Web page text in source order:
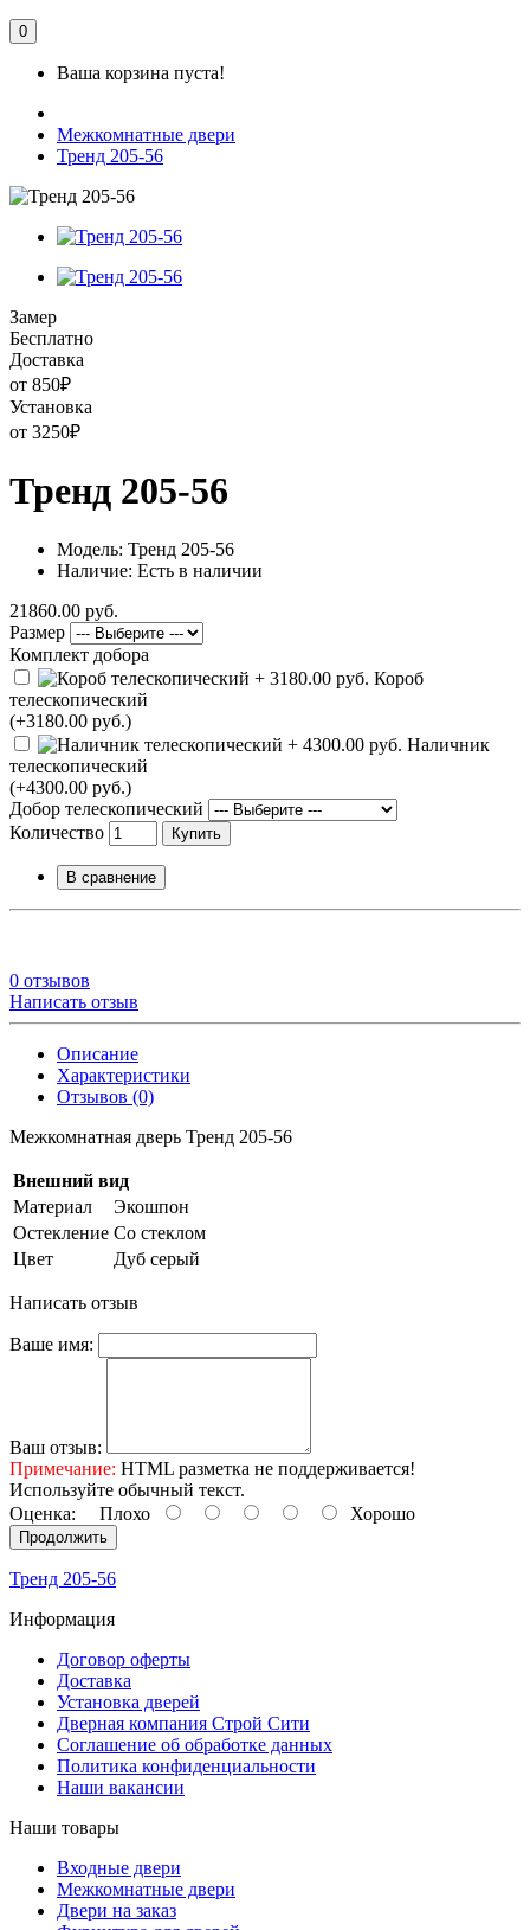
0
Ваша корзина пуста!
Межкомнатные двери
Тренд 205-56
Замер
Бесплатно
Доставка
от 850₽
Установка
от 3250₽
Тренд 205-56
Модель: Тренд 205-56
Наличие: Есть в наличии
21860.00 руб.
Размер
Комплект добора
Короб
телескопический
(+3180.00 руб.)
Наличник
телескопический
(+4300.00 руб.)
Добор телескопический
Количество
Купить
В сравнение
0 отзывов
Написать отзыв
Описание
Характеристики
Отзывов (0)
Межкомнатная дверь Тренд 205-56
Внешний вид
Материал
Экошпон
Остекление Со стеклом
Цвет
Дуб серый
Написать отзыв
Ваше имя:
Ваш отзыв:
Примечание: HTML разметка не поддерживается!
Используйте обычный текст.
Оценка: Плохо Хорошо
Продолжить
Тренд 205-56
Информация
Договор оферты
Доставка
Установка дверей
Дверная компания Строй Сити
Соглашение об обработке данных
Политика конфиденциальности
Наши вакансии
Наши товары
Входные двери
Межкомнатные двери
Двери на заказ